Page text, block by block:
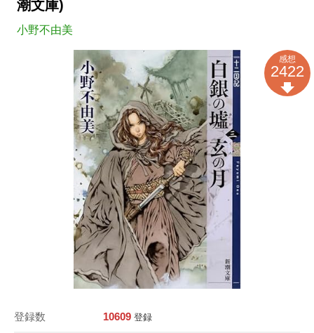
潮文庫)
小野不由美
登録数 10609 登録
感想
2422